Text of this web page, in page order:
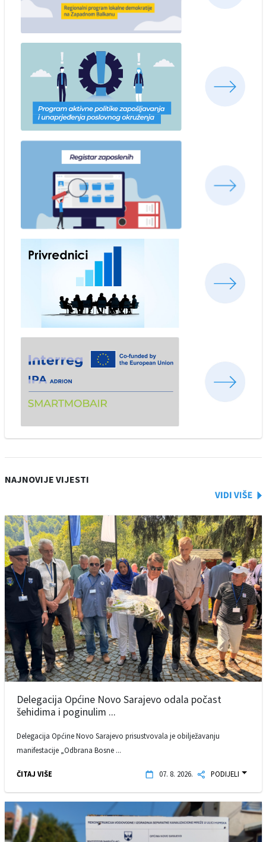
NAJNOVIJE VIJESTI
Delegacija Općine Novo Sarajevo odala počast
šehidima i poginulim ...
Delegacija Općine Novo Sarajevo prisustvovala je obilježavanju
manifestacije „Odbrana Bosne ...
ČITAJ VIŠE 07. 8. 2026. PODIJELI